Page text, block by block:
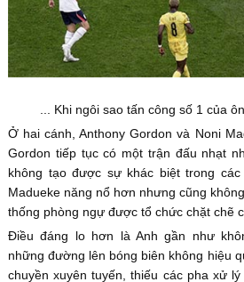
... Khi ngôi sao tấn công số 1 của
Ở hai cánh, Anthony Gordon và Noni
Gordon tiếp tục có một trận đấu nhạt
không tạo được sự khác biệt trong
Madueke năng nổ hơn nhưng cũng
thống phòng ngự được tổ chức chặt chẽ
Điều đáng lo hơn là Anh gần như
những đường lên bóng biên không hiệu
chuyền xuyên tuyến, thiếu các pha xử